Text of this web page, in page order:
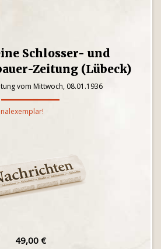
Schlosser- und
Zeitung (Lübeck)
vom Mittwoch, 08.01.1936
49,00 €